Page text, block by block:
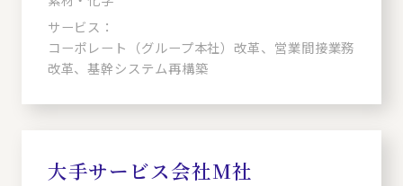
サービス：
コーポレート（グループ本社）改革、営業間接業務
改革、基幹システム再構築
大手サービス会社M社